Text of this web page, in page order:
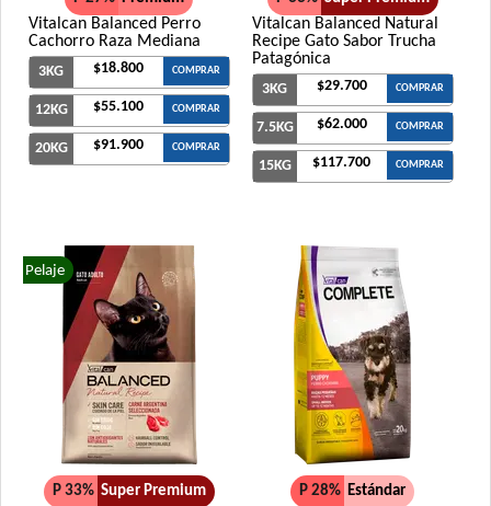
Vitalcan Balanced Perro
Cachorro Raza Mediana
3KG $18.800 COMPRAR
12KG $55.100 COMPRAR
20KG $91.900 COMPRAR
Vitalcan Balanced Natural
Recipe Gato Sabor Trucha
Patagónica
3KG $29.700 COMPRAR
7.5KG $62.000 COMPRAR
15KG $117.700 COMPRAR
Pelaje
P 33% Super Premium P 28% Estándar